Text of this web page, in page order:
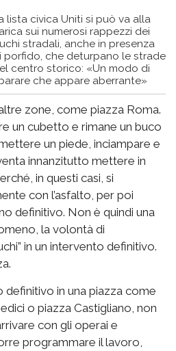
lista civica Uniti si può va alla
sui numerosi rappezzi dei
stradali, anche in presenza
porfido, che deturpano le strade
centro storico: «Un modo di
che appare aberrante»
zone, come piazza Roma.
un cubetto e rimane un buco
un piede, inciampare e
innanzitutto mettere in
in questi casi, si
con l’asfalto, per poi
definitivo. Non è quindi una
la volontà di
in un intervento definitivo.
definitivo in una piazza come
o piazza Castigliano, non
con gli operai e
programmare il lavoro,